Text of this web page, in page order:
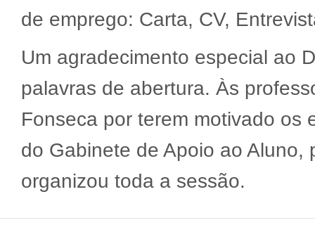
de emprego: Carta, CV,
Um agradecimento especial ao
palavras de abertura. Às
Fonseca por terem motivado os
do Gabinete de Apoio ao
organizou toda a sessão.